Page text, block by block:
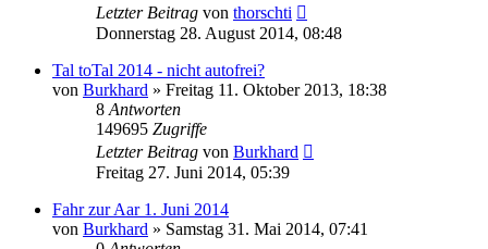
Letzter Beitrag von thorschti
Donnerstag 28. August 2014, 08:48
Tal toTal 2014 - nicht autofrei?
von Burkhard » Freitag 11. Oktober 2013, 18:38
8 Antworten
149695 Zugriffe
Letzter Beitrag von Burkhard
Freitag 27. Juni 2014, 05:39
Fahr zur Aar 1. Juni 2014
von Burkhard » Samstag 31. Mai 2014, 07:41